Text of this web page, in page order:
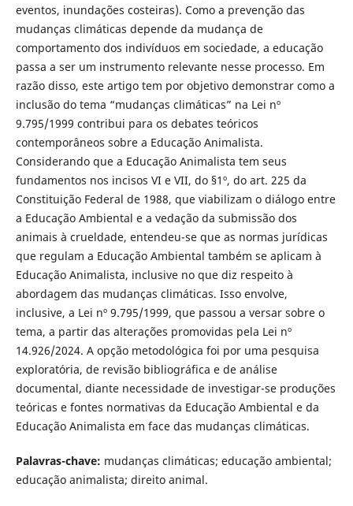
eventos, inundações costeiras). Como a prevenção das
mudanças climáticas depende da mudança de
comportamento dos indivíduos em sociedade, a educação
passa a ser um instrumento relevante nesse processo. Em
razão disso, este artigo tem por objetivo demonstrar como a
inclusão do tema “mudanças climáticas” na Lei nº
9.795/1999 contribui para os debates teóricos
contemporâneos sobre a Educação Animalista.
Considerando que a Educação Animalista tem seus
fundamentos nos incisos VI e VII, do §1º, do art. 225 da
Constituição Federal de 1988, que viabilizam o diálogo entre
a Educação Ambiental e a vedação da submissão dos
animais à crueldade, entendeu-se que as normas jurídicas
que regulam a Educação Ambiental também se aplicam à
Educação Animalista, inclusive no que diz respeito à
abordagem das mudanças climáticas. Isso envolve,
inclusive, a Lei nº 9.795/1999, que passou a versar sobre o
tema, a partir das alterações promovidas pela Lei nº
14.926/2024. A opção metodológica foi por uma pesquisa
exploratória, de revisão bibliográfica e de análise
documental, diante necessidade de investigar-se produções
teóricas e fontes normativas da Educação Ambiental e da
Educação Animalista em face das mudanças climáticas.
Palavras-chave: mudanças climáticas; educação ambiental;
educação animalista; direito animal.